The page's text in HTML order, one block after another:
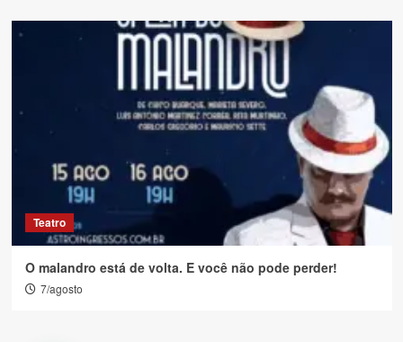
Teatro
O malandro está de volta. E você não pode perder!
7/agosto